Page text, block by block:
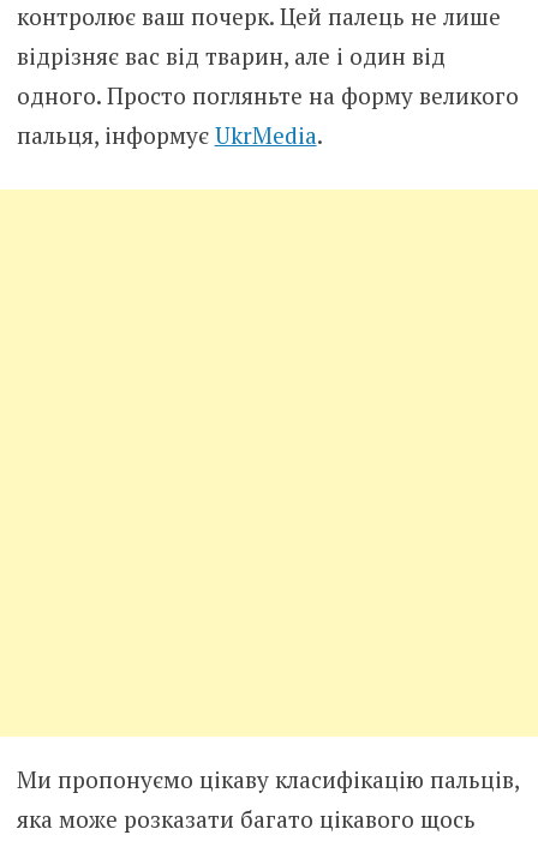
контролює ваш почерк. Цей палець не лише
відрізняє вас від тварин, але і один від
одного. Просто погляньте на форму великого
пальця, інформує UkrMedia.
Ми пропонуємо цікаву класифікацію пальців,
яка може розказати багато цікавого щось